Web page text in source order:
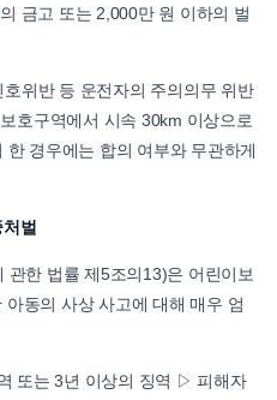
금고 또는 2,000만 원 이하의 벌
위반 등 운전자의 주의의무 위반
호구역에서 시속 30km 이상으로
경우에는 합의 여부와 무관하게
벌
관한 법률 제5조의13)은 어린이보
동의 사상 사고에 대해 매우 엄
또는 3년 이상의 징역 ▷ 피해자